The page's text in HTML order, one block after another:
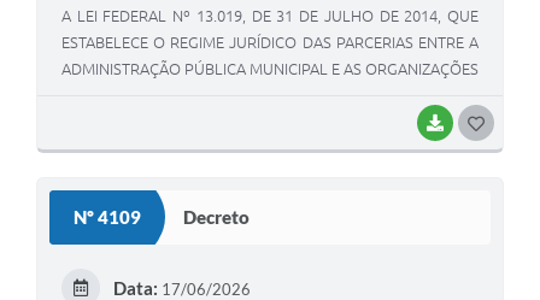
BAIXAR
A LEI FEDERAL Nº 13.019, DE 31 DE JULHO DE 2014, QUE
ESTABELECE O REGIME JURÍDICO DAS PARCERIAS ENTRE A
ADMINISTRAÇÃO PÚBLICA MUNICIPAL E AS ORGANIZAÇÕES
Nº 4109 Decreto
Data: 17/06/2026